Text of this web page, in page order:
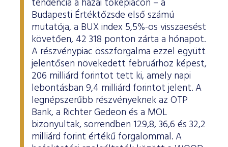
tendencia a hazai tőkepiacon – a
Budapesti Értéktőzsde első számú
mutatója, a BUX index 5,5%-os visszaesést
követően, 42 318 ponton zárta a hónapot.
A részvénypiac összforgalma ezzel együtt
jelentősen növekedett februárhoz képest,
206 milliárd forintot tett ki, amely napi
lebontásban 9,4 milliárd forintot jelent. A
legnépszerűbb részvényeknek az OTP
Bank, a Richter Gedeon és a MOL
bizonyultak, sorrendben 129,8, 36,6 és 32,2
milliárd forint értékű forgalommal. A